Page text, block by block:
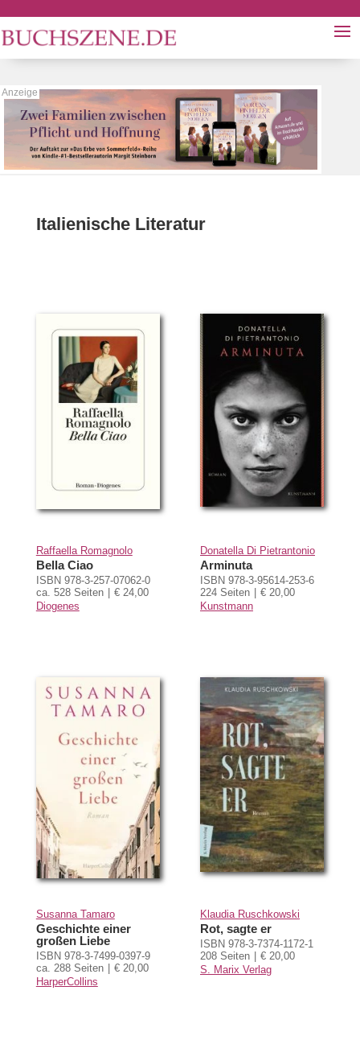
Italienische Literatur
Raffaella Romagnolo
Bella Ciao
ISBN 978-3-257-07062-0
ca. 528 Seiten
€ 24,00
Diogenes
Donatella Di Pietrantonio
Arminuta
ISBN 978-3-95614-253-6
224 Seiten
€ 20,00
Kunstmann
Susanna Tamaro
Geschichte einer
großen Liebe
ISBN 978-3-7499-0397-9
ca. 288 Seiten
€ 20,00
HarperCollins
Klaudia Ruschkowski
Rot, sagte er
ISBN 978-3-7374-1172-1
208 Seiten
€ 20,00
S. Marix Verlag